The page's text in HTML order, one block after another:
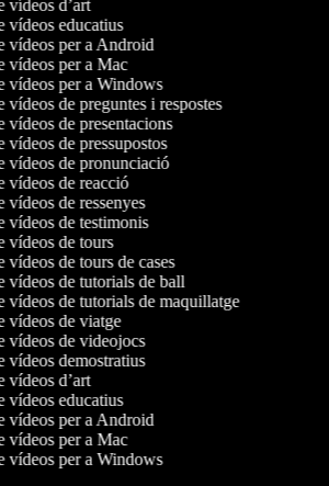
vídeos d’art
vídeos educatius
vídeos per a Android
vídeos per a Mac
vídeos per a Windows
vídeos de preguntes i respostes
vídeos de presentacions
vídeos de pressupostos
vídeos de pronunciació
vídeos de reacció
vídeos de ressenyes
vídeos de testimonis
vídeos de tours
vídeos de tours de cases
vídeos de tutorials de ball
vídeos de tutorials de maquillatge
vídeos de viatge
vídeos de videojocs
vídeos demostratius
vídeos d’art
vídeos educatius
vídeos per a Android
vídeos per a Mac
vídeos per a Windows